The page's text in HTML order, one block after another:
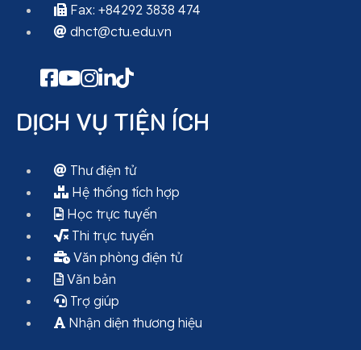
Fax: +84292 3838 474
dhct@ctu.edu.vn
DỊCH VỤ TIỆN ÍCH
Thư điện tử
Hệ thống tích hợp
Học trực tuyến
Thi trực tuyến
Văn phòng điện tử
Văn bản
Trợ giúp
Nhận diện thương hiệu